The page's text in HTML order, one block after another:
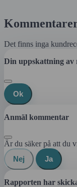
Det finns inga
Din uppskattning av
Ok
Anmäl kommentar
Är du säker på att du
Nej
Ja
Rapporten har